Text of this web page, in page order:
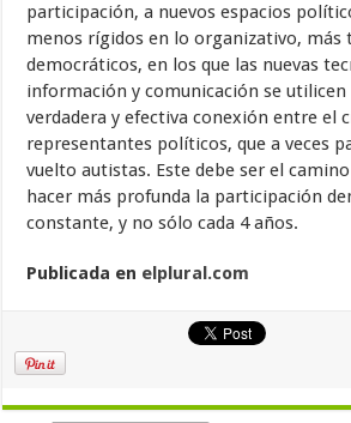
participación, a nuevos espacios
menos rígidos en lo organizativo, más
democráticos, en los que las nuevas
información y comunicación se
verdadera y efectiva conexión entre el
representantes políticos, que a veces
vuelto autistas. Este debe ser el
hacer más profunda la participación
constante, y no sólo cada 4 años.
Publicada en elplural.com